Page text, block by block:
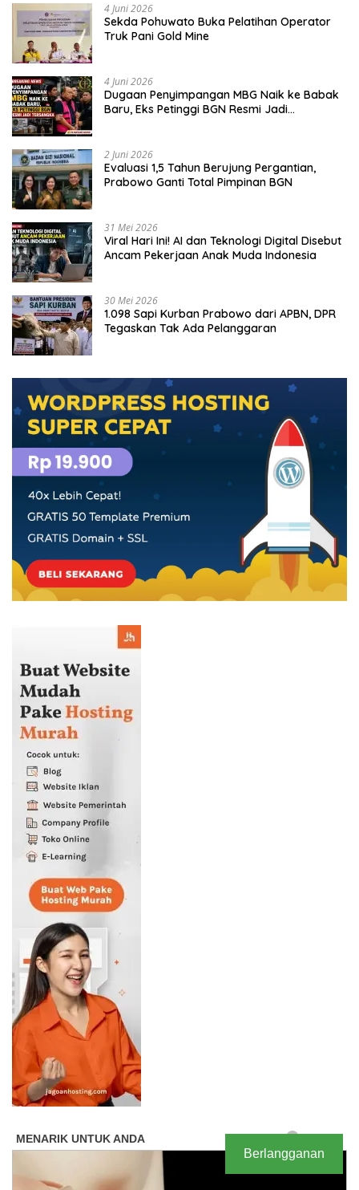
4 Juni 2026
Sekda Pohuwato Buka Pelatihan Operator
Truk Pani Gold Mine
4 Juni 2026
Dugaan Penyimpangan MBG Naik ke Babak
Baru, Eks Petinggi BGN Resmi Jadi
2 Juni 2026
Evaluasi 1,5 Tahun Berujung Pergantian,
Prabowo Ganti Total Pimpinan BGN
31 Mei 2026
Viral Hari Ini! AI dan Teknologi Digital Disebut
Ancam Pekerjaan Anak Muda Indonesia
30 Mei 2026
1.098 Sapi Kurban Prabowo dari APBN, DPR
Tegaskan Tak Ada Pelanggaran
Berlangganan